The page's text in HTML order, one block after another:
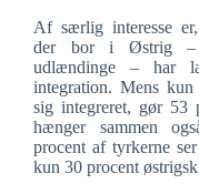
Af særlig interesse
der bor i Østrig –
udlændinge – har
integration. Mens
sig integreret, gør 53
hænger sammen
procent af tyrkerne
kun 30 procent